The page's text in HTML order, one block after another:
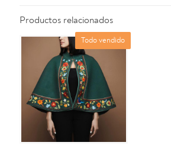
Productos relacionados
Todo vendido